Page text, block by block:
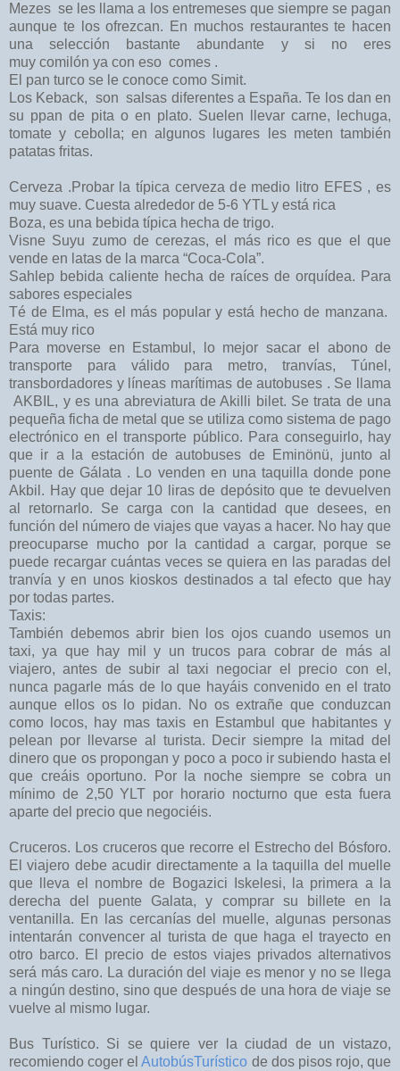
Mezes se les llama a los entremeses que siempre se pagan
aunque te los ofrezcan. En muchos restaurantes te hacen
una selección bastante abundante y si no eres
muy comilón ya con eso comes .
El pan turco se le conoce como Simit.
Los Keback, son salsas diferentes a España. Te los dan en
su ppan de pita o en plato. Suelen llevar carne, lechuga,
tomate y cebolla; en algunos lugares les meten también
patatas fritas.
Cerveza .Probar la típica cerveza de medio litro EFES , es
muy suave. Cuesta alrededor de 5-6 YTL y está rica
Boza, es una bebida típica hecha de trigo.
Visne Suyu zumo de cerezas, el más rico es que el que
vende en latas de la marca “Coca-Cola”.
Sahlep bebida caliente hecha de raíces de orquídea. Para
sabores especiales
Té de Elma, es el más popular y está hecho de manzana.
Está muy rico
Para moverse en Estambul, lo mejor sacar el abono de
transporte para válido para metro, tranvías, Túnel,
transbordadores y líneas marítimas de autobuses . Se llama
AKBIL, y es una abreviatura de Akilli bilet. Se trata de una
pequeña ficha de metal que se utiliza como sistema de pago
electrónico en el transporte público. Para conseguirlo, hay
que ir a la estación de autobuses de Eminönü, junto al
puente de Gálata . Lo venden en una taquilla donde pone
Akbil. Hay que dejar 10 liras de depósito que te devuelven
al retornarlo. Se carga con la cantidad que desees, en
función del número de viajes que vayas a hacer. No hay que
preocuparse mucho por la cantidad a cargar, porque se
puede recargar cuántas veces se quiera en las paradas del
tranvía y en unos kioskos destinados a tal efecto que hay
por todas partes.
Taxis:
También debemos abrir bien los ojos cuando usemos un
taxi, ya que hay mil y un trucos para cobrar de más al
viajero, antes de subir al taxi negociar el precio con el,
nunca pagarle más de lo que hayáis convenido en el trato
aunque ellos os lo pidan. No os extrañe que conduzcan
como locos, hay mas taxis en Estambul que habitantes y
pelean por llevarse al turista. Decir siempre la mitad del
dinero que os propongan y poco a poco ir subiendo hasta el
que creáis oportuno. Por la noche siempre se cobra un
mínimo de 2,50 YLT por horario nocturno que esta fuera
aparte del precio que negociéis.
Cruceros. Los cruceros que recorre el Estrecho del Bósforo.
El viajero debe acudir directamente a la taquilla del muelle
que lleva el nombre de Bogazici Iskelesi, la primera a la
derecha del puente Galata, y comprar su billete en la
ventanilla. En las cercanías del muelle, algunas personas
intentarán convencer al turista de que haga el trayecto en
otro barco. El precio de estos viajes privados alternativos
será más caro. La duración del viaje es menor y no se llega
a ningún destino, sino que después de una hora de viaje se
vuelve al mismo lugar.
Bus Turístico. Si se quiere ver la ciudad de un vistazo,
recomiendo coger elAutobúsTurístico de dos pisos rojo, que